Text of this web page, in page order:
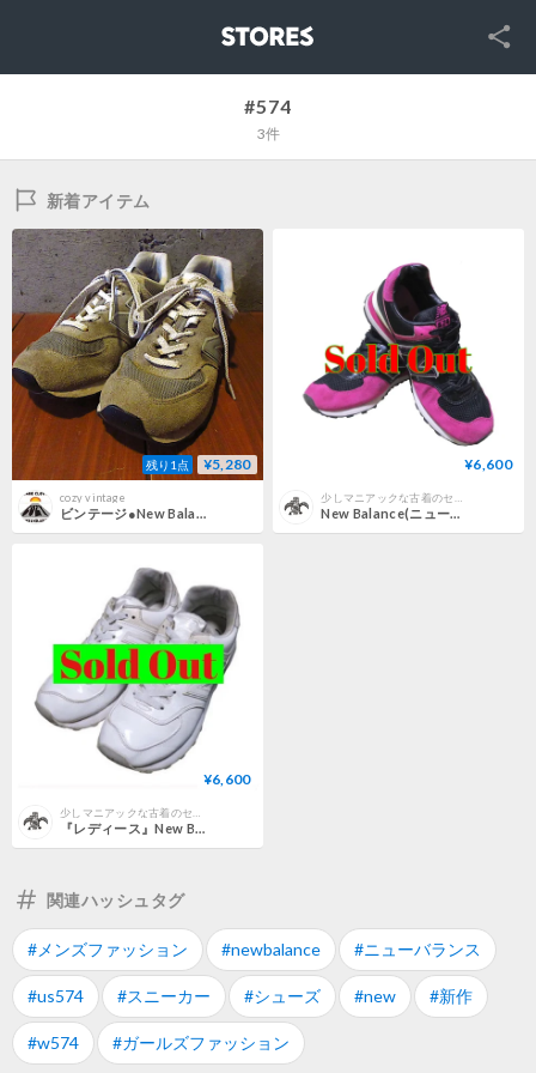
SNS
#574
3件
新着アイテム
残り1点 ¥5,280
cozy vintage
ビンテージ●New Balance 574グレーsize 26.5cm● 260409d7-m-snk-265cmスニーカー古着ニューバランス靴
¥6,600
New Balance(ニューバランス) 574 ラインストーン
¥6,600
『レディース』New Balance(ニューバランス) 574
関連ハッシュタグ
#メンズファッション #newbalance #ニューバランス
#us574 #スニーカー #シューズ #new #新作
#w574 #ガールズファッション